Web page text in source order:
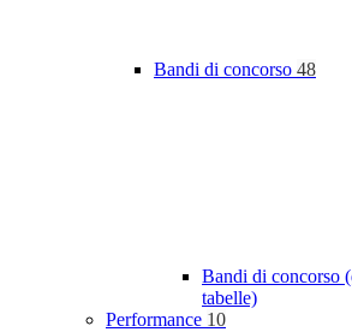
Bandi di concorso 48
Bandi di concorso
tabelle)
Performance 10